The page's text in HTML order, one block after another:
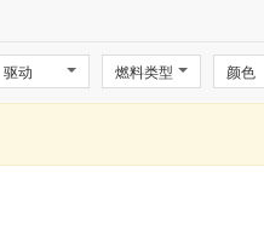
驱动 燃料类型 颜色